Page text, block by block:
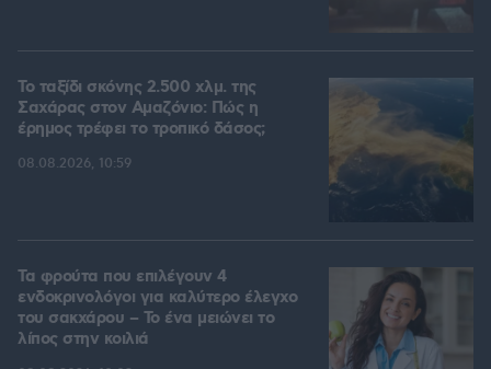
Το ταξίδι σκόνης 2.500 χλμ. της
Σαχάρας στον Αμαζόνιο: Πώς η
έρημος τρέφει το τροπικό δάσος;
08.08.2026, 10:59
Τα φρούτα που επιλέγουν 4
ενδοκρινολόγοι για καλύτερο έλεγχο
του σακχάρου – Το ένα μειώνει το
λίπος στην κοιλιά